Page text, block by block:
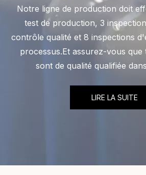
Notre ligne de production doit
test de production, 3
contrôle qualité et 8 inspections
processus.Et assurez-vous que
sont de qualité qualifiée
LIRE LA SUITE